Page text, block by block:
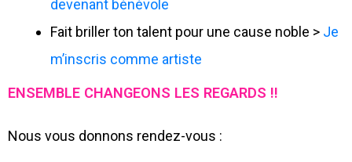
devenant bénévole
Fait briller ton talent pour une cause noble > Je
m’inscris comme artiste
ENSEMBLE CHANGEONS LES REGARDS !!
Nous vous donnons rendez-vous :